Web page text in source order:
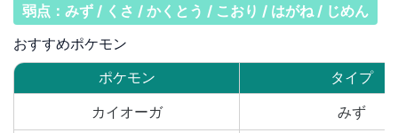
弱点：みず / くさ / かくとう / こおり / はがね / じめん
おすすめポケモン
ポケモン
タイプ
カイオーガ
みず